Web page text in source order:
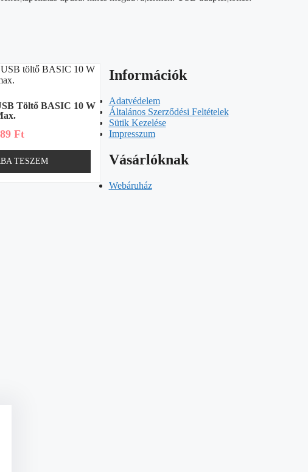
Töltő BASIC 10 W
Ft
TESZEM
Információk
Adatvédelem
Általános Szerződési Feltételek
Sütik Kezelése
Impresszum
Vásárlóknak
Webáruház